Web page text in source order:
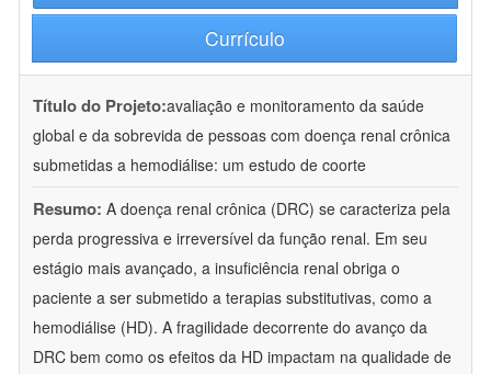
Currículo
Título do Projeto:avaliação e monitoramento da saúde
global e da sobrevida de pessoas com doença renal crônica
submetidas a hemodiálise: um estudo de coorte
Resumo: A doença renal crônica (DRC) se caracteriza pela
perda progressiva e irreversível da função renal. Em seu
estágio mais avançado, a insuficiência renal obriga o
paciente a ser submetido a terapias substitutivas, como a
hemodiálise (HD). A fragilidade decorrente do avanço da
DRC bem como os efeitos da HD impactam na qualidade de